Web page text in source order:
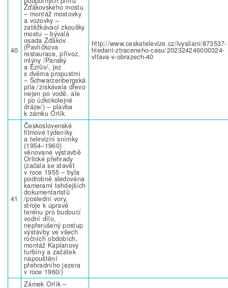
40
Žďákovského mostu
– montáž mostovky
a vozovky –
zatěžkávací zkoušky
mostu – bývalá
osada Žďákov
(Pavlíčkova
restaurace, přívoz,
mlýny /Panský
a Ezrův/, jez
s dvěma propustmi
– Schwarzenbergská
pila /získávala dřevo
nejen po vodě, ale
i po úzkokolejné
dráze/) – plavba
k zámku Orlík
http://www.ceskatelevize.cz/ivysilani/873537-
hledani-ztraceneho-casu/202324246000324-
vltava-v-obrazech-40
41
Československé
filmové týdeníky
a televizní snímky
(1954–1960)
věnované výstavbě
Orlické přehrady
(začala se stavět
v roce 1955 – byla
podrobně sledována
kamerami tehdejších
dokumentaristů
/poslední vory,
stroje k úpravě
terénu pro budoucí
vodní dílo,
nepřerušený postup
výstavby ve všech
ročních obdobích,
montáž Kaplanovy
turbíny a začátek
napouštění
přehradního jezera
v roce 1960/)
Zámek Orlík –